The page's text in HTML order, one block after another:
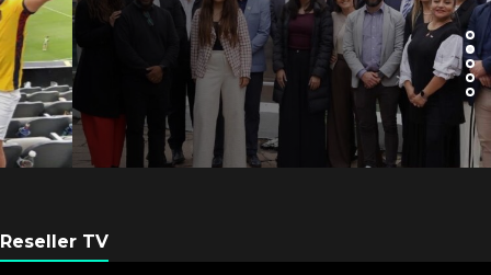
ARGENTINA
Axis Communications
Argentina se fortalece con
nueva sede
Reseller TV